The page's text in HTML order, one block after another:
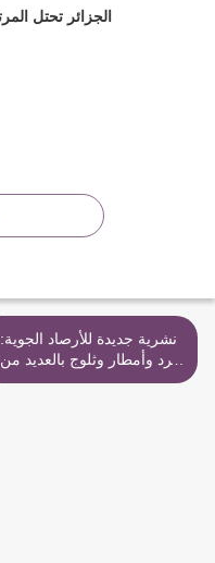
الجزائر تحتل المرتبة 121 في يومها العالمي لحرية
نشرية جديدة للأرصاد الجوية:
برد وأمطار وثلوج بالعديد من
الولايات ابتداءً من يوم